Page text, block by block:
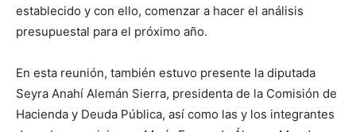
establecido y con ello, comenzar a hacer el análisis
presupuestal para el próximo año.
En esta reunión, también estuvo presente la diputada
Seyra Anahí Alemán Sierra, presidenta de la Comisión de
Hacienda y Deuda Pública, así como las y los integrantes